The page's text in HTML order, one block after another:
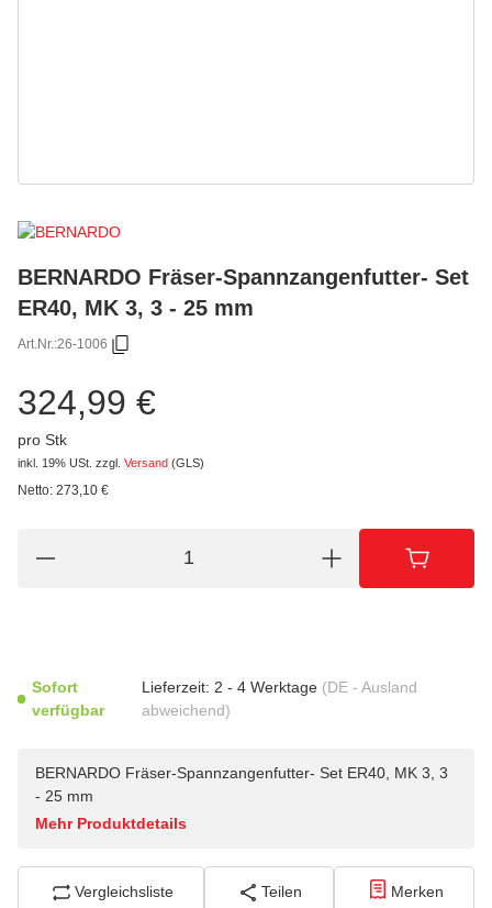
BERNARDO Fräser-Spannzangenfutter- Set
ER40, MK 3, 3 - 25 mm
Art.Nr.:26-1006
324,99 €
pro Stk
inkl. 19% USt. zzgl. Versand (GLS)
Netto: 273,10 €
Sofort
verfügbar
Lieferzeit: 2 - 4 Werktage (DE - Ausland
abweichend)
BERNARDO Fräser-Spannzangenfutter- Set ER40, MK 3, 3
- 25 mm
Mehr Produktdetails
Vergleichsliste Teilen Merken